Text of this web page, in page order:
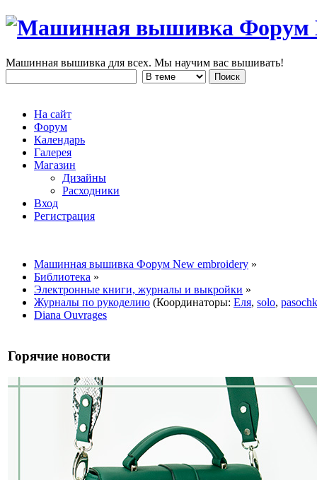
Машинная вышивка для всех. Мы научим вас вышивать!
На сайт
Форум
Календарь
Галерея
Магазин
Дизайны
Расходники
Вход
Регистрация
Машинная вышивка Форум New embroidery »
Библиотека »
Электронные книги, журналы и выкройки »
Журналы по рукоделию (Координаторы: Еля, solo,
Diana Ouvrages
Горячие новости